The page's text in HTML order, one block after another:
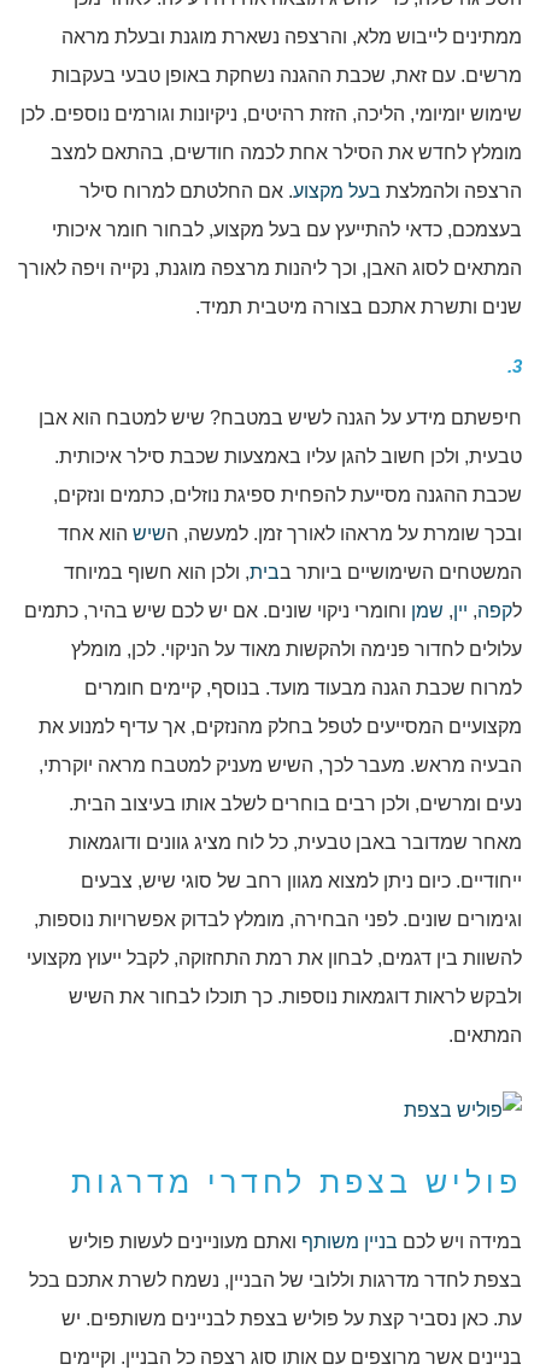
ממתינים לייבוש מלא, והרצפה נשארת מוגנת ובעלת מראה
מרשים. עם זאת, שכבת ההגנה נשחקת באופן טבעי בעקבות
שימוש יומיומי, הליכה, הזזת רהיטים, ניקיונות וגורמים נוספים. לכן
מומלץ לחדש את הסילר אחת לכמה חודשים, בהתאם למצב
הרצפה ולהמלצת בעל מקצוע. אם החלטתם למרוח סילר
בעצמכם, כדאי להתייעץ עם בעל מקצוע, לבחור חומר איכותי
המתאים לסוג האבן, וכך ליהנות מרצפה מוגנת, נקייה ויפה לאורך
שנים ותשרת אתכם בצורה מיטבית תמיד.
3.
חיפשתם מידע על הגנה לשיש במטבח? שיש למטבח הוא אבן
טבעית, ולכן חשוב להגן עליו באמצעות שכבת סילר איכותית.
שכבת ההגנה מסייעת להפחית ספיגת נוזלים, כתמים ונזקים,
ובכך שומרת על מראהו לאורך זמן. למעשה, השיש הוא אחד
המשטחים השימושיים ביותר בבית, ולכן הוא חשוף במיוחד
לקפה, יין, שמן וחומרי ניקוי שונים. אם יש לכם שיש בהיר, כתמים
עלולים לחדור פנימה ולהקשות מאוד על הניקוי. לכן, מומלץ
למרוח שכבת הגנה מבעוד מועד. בנוסף, קיימים חומרים
מקצועיים המסייעים לטפל בחלק מהנזקים, אך עדיף למנוע את
הבעיה מראש. מעבר לכך, השיש מעניק למטבח מראה יוקרתי,
נעים ומרשים, ולכן רבים בוחרים לשלב אותו בעיצוב הבית.
מאחר שמדובר באבן טבעית, כל לוח מציג גוונים ודוגמאות
ייחודיים. כיום ניתן למצוא מגוון רחב של סוגי שיש, צבעים
וגימורים שונים. לפני הבחירה, מומלץ לבדוק אפשרויות נוספות,
להשוות בין דגמים, לבחון את רמת התחזוקה, לקבל ייעוץ מקצועי
ולבקש לראות דוגמאות נוספות. כך תוכלו לבחור את השיש
המתאים.
פוליש בצפת לחדרי מדרגות
במידה ויש לכם בניין משותף ואתם מעוניינים לעשות פוליש
בצפת לחדר מדרגות וללובי של הבניין, נשמח לשרת אתכם בכל
עת. כאן נסביר קצת על פוליש בצפת לבניינים משותפים. יש
בניינים אשר מרוצפים עם אותו סוג רצפה כל הבניין. וקיימים